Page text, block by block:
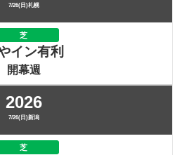
7/26(日)札幌
芝
イン有利
開幕週
2026
7/26(日)新潟
芝